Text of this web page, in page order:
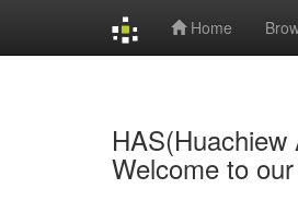
Home
Welcome to